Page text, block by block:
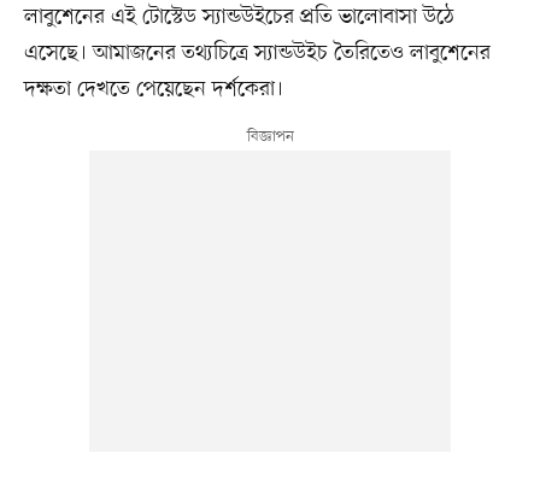
লাবুশেনের এই টোস্টেড স্যান্ডউইচের প্রতি ভালোবাসা উঠে
এসেছে। আমাজনের তথ্যচিত্রে স্যান্ডউইচ তৈরিতেও লাবুশেনের
দক্ষতা দেখতে পেয়েছেন দর্শকেরা।